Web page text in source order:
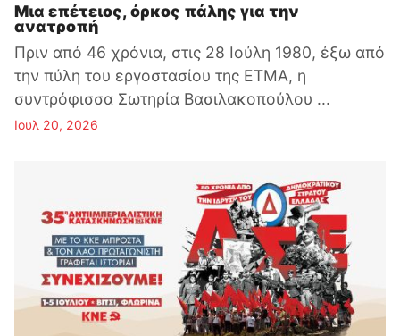
Μια επέτειος, όρκος πάλης για την
ανατροπή
Πριν από 46 χρόνια, στις 28 Ιούλη 1980, έξω από
την πύλη του εργοστασίου της ΕΤΜΑ, η
συντρόφισσα Σωτηρία Βασιλακοπούλου ...
Ιουλ 20, 2026